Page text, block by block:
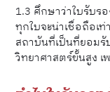
1.3 ศึกษาว่าใบรับร
ทุกใบจะน่าเชื่อถือเ
สถาบันที่เป็นที่ยอมรั
วิทยาศาสตร์ขั้นสูง